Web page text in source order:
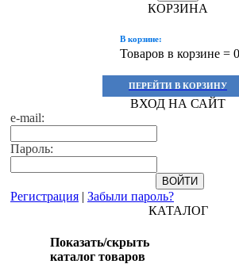
КОРЗИНА
В корзине:
Товаров в корзине = 0
ПЕРЕЙТИ В КОРЗИНУ
ВХОД НА САЙТ
e-mail:
Пароль:
Регистрация | Забыли пароль?
КАТАЛОГ
Показать/скрыть
каталог товаров